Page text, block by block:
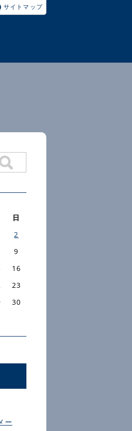
サイトマップ
日
2
9
16
23
30
ー